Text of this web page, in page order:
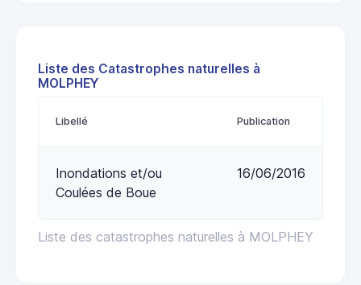
Liste des Catastrophes naturelles à
MOLPHEY
Liste des catastrophes naturelles à MOLPHEY
Libellé Publication
Inondations et/ou
Coulées de Boue
16/06/2016